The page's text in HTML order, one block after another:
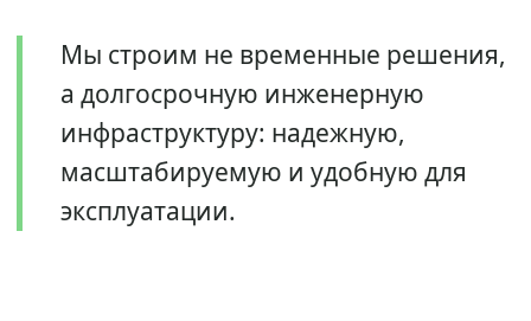
Мы строим не временные решения,
а долгосрочную инженерную
инфраструктуру: надежную,
масштабируемую и удобную для
эксплуатации.